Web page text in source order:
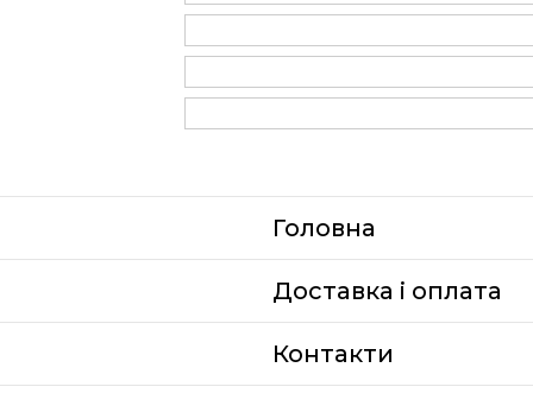
Головна
Доставка i оплата
Контакти